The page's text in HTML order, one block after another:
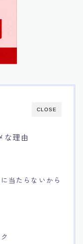
CLOSE
な理由
当たらないから